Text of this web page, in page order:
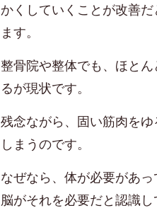
かくしていくことが改善
ます。
整骨院や整体でも、ほと
るが現状です。
残念ながら、固い筋肉を
しまうのです。
なぜなら、体が必要があ
脳がそれを必要だと認識し